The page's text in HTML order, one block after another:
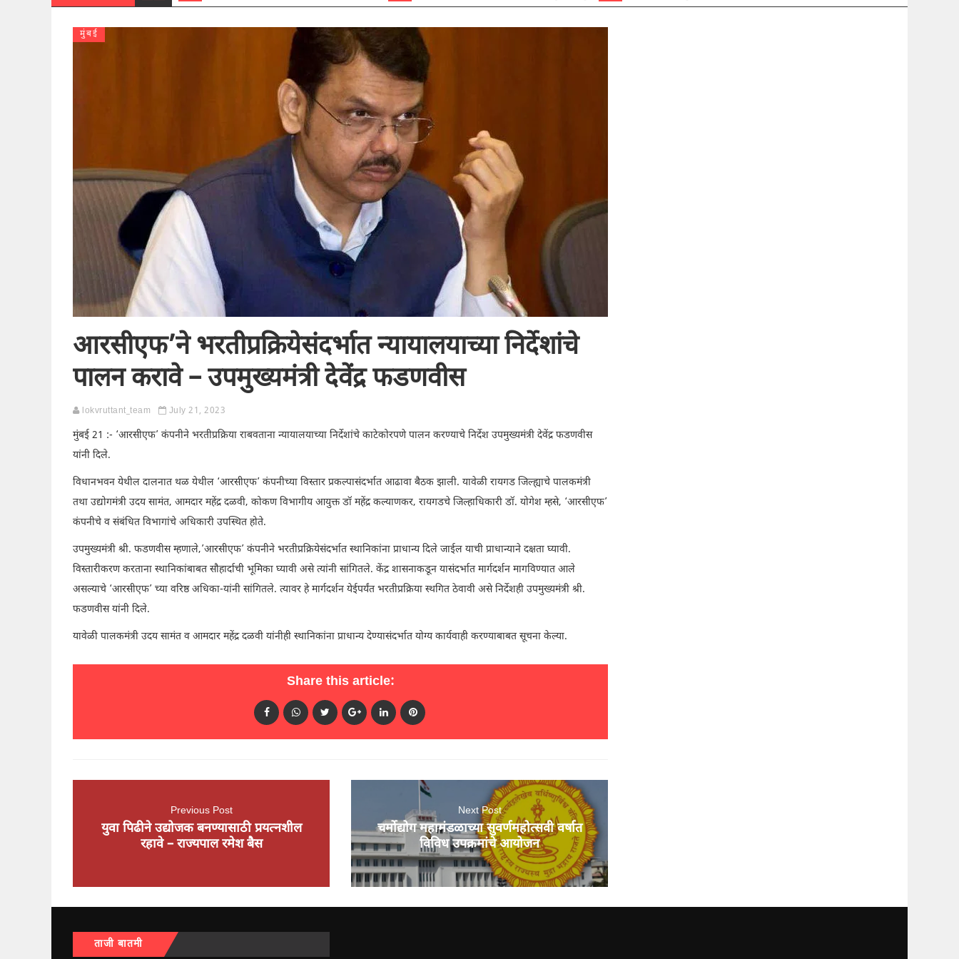
मुंबई
आरसीएफ’ने भरतीप्रक्रियेसंदर्भात न्यायालयाच्या निर्देशांचे
पालन करावे – उपमुख्यमंत्री देवेंद्र फडणवीस
lokvruttant_team July 21, 2023
मुंबई 21 :- ‘आरसीएफ’ कंपनीने भरतीप्रक्रिया राबवताना न्यायालयाच्या निर्देशांचे काटेकोरपणे पालन करण्याचे निर्देश उपमुख्यमंत्री देवेंद्र फडणवीस
यांनी दिले.
विधानभवन येथील दालनात थळ येथील ‘आरसीएफ’ कंपनीच्या विस्तार प्रकल्पासंदर्भात आढावा बैठक झाली. यावेळी रायगड जिल्ह्याचे पालकमंत्री
तथा उद्योगमंत्री उदय सामंत, आमदार महेंद्र दळवी, कोकण विभागीय आयुक्त डॉ महेंद्र कल्याणकर, रायगडचे जिल्हाधिकारी डॉ. योगेश म्हसे, ‘आरसीएफ’
कंपनीचे व संबंधित विभागांचे अधिकारी उपस्थित होते.
उपमुख्यमंत्री श्री. फडणवीस म्हणाले,’आरसीएफ’ कंपनीने भरतीप्रक्रियेसंदर्भात स्थानिकांना प्राधान्य दिले जाईल याची प्राधान्याने दक्षता घ्यावी.
विस्तारीकरण करताना स्थानिकांबाबत सौहार्दाची भूमिका घ्यावी असे त्यांनी सांगितले. केंद्र शासनाकडून यासंदर्भात मार्गदर्शन मागविण्यात आले
असल्याचे ‘आरसीएफ’ च्या वरिष्ठ अधिका-यांनी सांगितले. त्यावर हे मार्गदर्शन येईपर्यंत भरतीप्रक्रिया स्थगित ठेवावी असे निर्देशही उपमुख्यमंत्री श्री.
फडणवीस यांनी दिले.
यावेळी पालकमंत्री उदय सामंत व आमदार महेंद्र दळवी यांनीही स्थानिकांना प्राधान्य देण्यासंदर्भात योग्य कार्यवाही करण्याबाबत सूचना केल्या.
Share this article:
Previous Post
युवा पिढीने उद्योजक बनण्यासाठी प्रयत्नशील
रहावे – राज्यपाल रमेश बैस
Next Post
चर्मोद्योग महामंडळाच्या सुवर्णमहोत्सवी वर्षात
विविध उपक्रमांचे आयोजन
ताजी बातमी